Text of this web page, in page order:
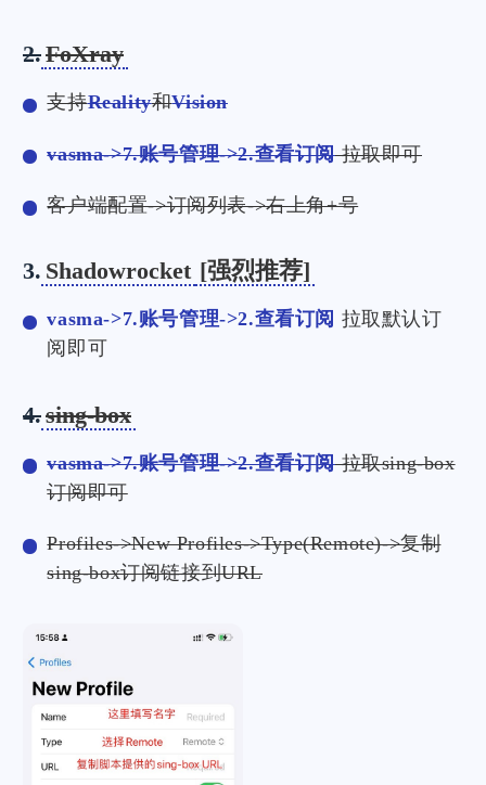
2.FoXray
支持Reality和Vision
vasma->7.账号管理->2.查看订阅拉取即可
客户端配置->订阅列表->右上角+号
3. Shadowrocket [强烈推荐]
vasma->7.账号管理->2.查看订阅 拉取默认订
阅即可
4.sing-box
vasma->7.账号管理->2.查看订阅拉取sing-box
订阅即可
Profiles->New Profiles->Type(Remote)->复制
sing-box订阅链接到URL